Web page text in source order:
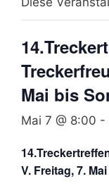
Mai bis
Mai 7 @ 8:00 -
V. Freitag, 7.